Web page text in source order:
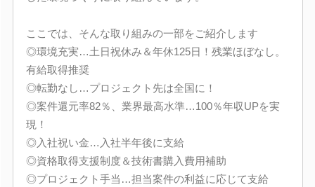
ここでは、そんな取り組みの一部をご紹介します
◎環境充実…土日祝休み＆年休125日！残業ほぼなし。
有給取得推奨
◎転勤なし…プロジェクト先は全国に！
◎案件還元率82％、業界最高水準…100％年収UPを実
現！
◎入社祝い金…入社半年後に支給
◎資格取得支援制度＆技術書購入費用補助
◎プロジェクト手当…担当案件の利益に応じて支給